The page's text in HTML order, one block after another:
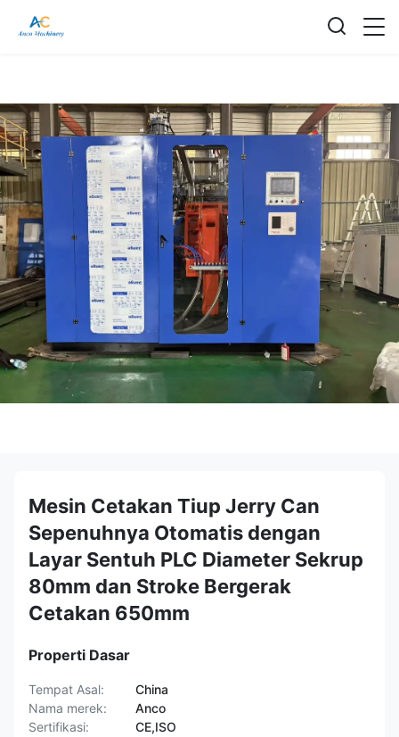
Mesin Cetakan Tiup Jerry Can
Sepenuhnya Otomatis dengan
Layar Sentuh PLC Diameter Sekrup
80mm dan Stroke Bergerak
Cetakan 650mm
Properti Dasar
Tempat Asal:
China
Nama merek:
Anco
Sertifikasi:
CE,ISO